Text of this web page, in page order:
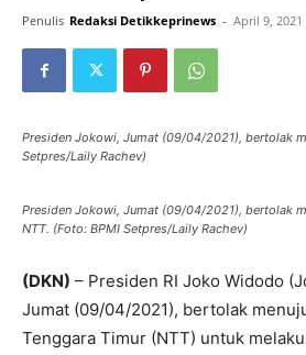
Penulis Redaksi Detikkeprinews - April 9, 2021
Presiden Jokowi, Jumat (09/04/2021), bertolak
Setpres/Laily Rachev)
Presiden Jokowi, Jumat (09/04/2021), bertolak
NTT. (Foto: BPMI Setpres/Laily Rachev)
(DKN) – Presiden RI Joko Widodo
Jumat (09/04/2021), bertolak
Tenggara Timur (NTT) untuk